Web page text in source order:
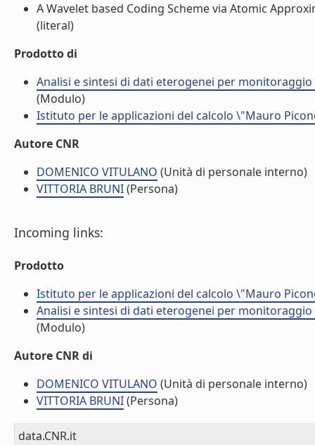
A Wavelet based Coding Scheme via Atomic
(literal)
Prodotto di
Analisi e sintesi di dati eterogenei per monitoraggio
(Modulo)
Istituto per le applicazioni del calcolo \"Mauro
Autore CNR
DOMENICO VITULANO (Unità di personale interno)
VITTORIA BRUNI(Persona)
Incoming links:
Prodotto
Istituto per le applicazioni del calcolo \"Mauro
Analisi e sintesi di dati eterogenei per monitoraggio
(Modulo)
Autore CNR di
DOMENICO VITULANO (Unità di personale interno)
VITTORIA BRUNI(Persona)
data.CNR.it